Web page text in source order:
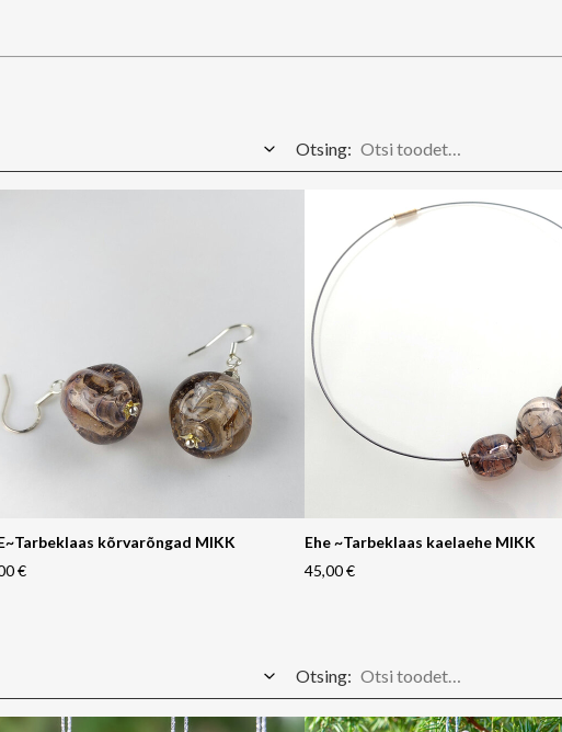
Otsing:
kõrvarõngad MIKK
€
Ehe ~Tarbeklaas kaelaehe MIKK
45,00 €
Otsing: